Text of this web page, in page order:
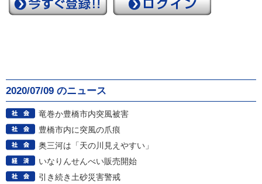
2020/07/09 のニュース
竜巻か豊橋市内突風被害
豊橋市内に突風の爪痕
奥三河は「天の川見えやすい」
いなりんせんべい販売開始
引き続き土砂災害警戒